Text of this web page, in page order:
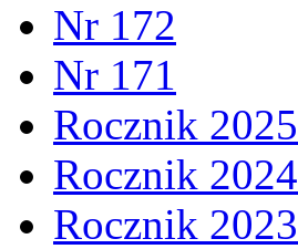
Nr 172
Nr 171
Rocznik
Rocznik
Rocznik